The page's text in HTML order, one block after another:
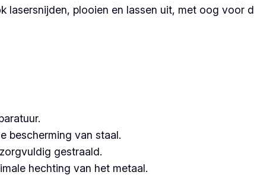
lasersnijden, plooien en lassen uit, met oog voor
bescherming van staal.
gestraald.
hechting van het metaal.